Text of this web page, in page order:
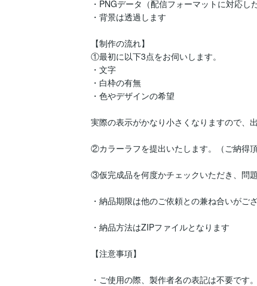
・PNGデータ（配信フォーマットに対応し
・背景は透過します
【制作の流れ】
①最初に以下3点をお伺いします。
・文字
・白枠の有無
・色やデザインの希望
実際の表示がかなり小さくなりますので、
②カラーラフを提出いたします。（ご納得
③仮完成品を何度かチェックいただき、問
・納品期限は他のご依頼との兼ね合いがご
・納品方法はZIPファイルとなります
【注意事項】
・ご使用の際、製作者名の表記は不要です。